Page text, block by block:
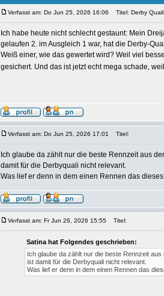
Verfasst am: Do Jun 25, 2026 16:06 Titel: Derby
Ich habe heute nicht schlecht gestaunt: Mein
gelaufen 2. im Ausgleich 1 war, hat die Derby-
Weiß einer, wie das gewertet wird? Weil viel
gesichert. Und das ist jetzt echt mega schade,
Verfasst am: Do Jun 25, 2026 17:01 Titel:
Ich glaube da zählt nur die beste Rennzeit aus
damit für die Derbyquali nicht relevant.
Was lief er denn in dem einen Rennen das
Verfasst am: Fr Jun 26, 2026 15:55 Titel:
Satina hat Folgendes geschrieben:
Ich glaube da zählt nur die beste Rennzeit
ist damit für die Derbyquali nicht relevant.
Was lief er denn in dem einen Rennen das